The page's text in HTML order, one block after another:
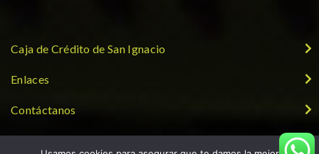
Caja de Crédito de San Ignacio
Enlaces
Contáctanos
Síguenos